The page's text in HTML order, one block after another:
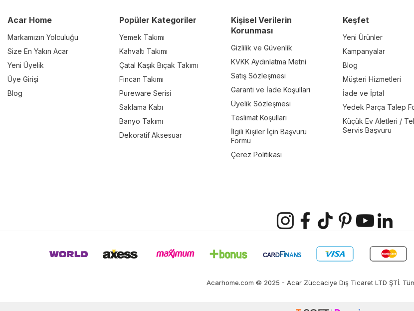
Acar Home
Markamızın Yolculuğu
Size En Yakın Acar
Yeni Üyelik
Üye Girişi
Blog
Popüler Kategoriler
Yemek Takımı
Kahvaltı Takımı
Çatal Kaşık Bıçak Takımı
Fincan Takımı
Pureware Serisi
Saklama Kabı
Banyo Takımı
Dekoratif Aksesuar
Kişisel Verilerin
Korunması
Gizlilik ve Güvenlik
KVKK Aydınlatma Metni
Satış Sözleşmesi
Garanti ve İade Koşulları
Üyelik Sözleşmesi
Teslimat Koşulları
İlgili Kişiler İçin Başvuru
Formu
Çerez Politikası
Keşfet
Yeni Ürünler
Kampanyalar
Blog
Müşteri Hizmetleri
İade ve İptal
Yedek Parça Talep
Küçük Ev Aletleri /
Servis Başvuru
Acarhome.com © 2025 - Acar Züccaciye Dış Ticaret LTD ŞTİ. Tüm